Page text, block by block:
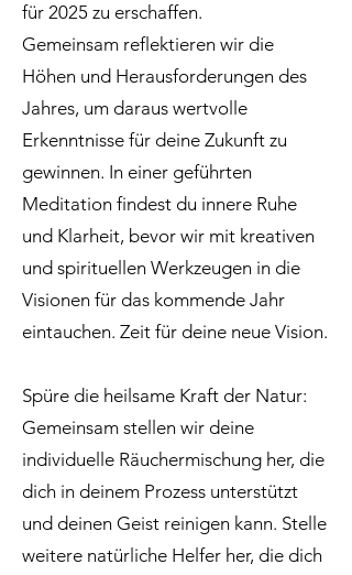
für 2025 zu erschaffen.
Gemeinsam reflektieren wir die
Höhen und Herausforderungen des
Jahres, um daraus wertvolle
Erkenntnisse für deine Zukunft zu
gewinnen. In einer geführten
Meditation findest du innere Ruhe
und Klarheit, bevor wir mit kreativen
und spirituellen Werkzeugen in die
Visionen für das kommende Jahr
eintauchen. Zeit für deine neue Vision.
Spüre die heilsame Kraft der Natur:
Gemeinsam stellen wir deine
individuelle Räuchermischung her, die
dich in deinem Prozess unterstützt
und deinen Geist reinigen kann. Stelle
weitere natürliche Helfer her, die dich